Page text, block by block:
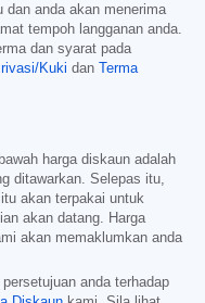
dan anda akan menerima
tempoh langganan anda.
dan syarat pada
Kuki dan Terma
harga diskaun adalah
ditawarkan. Selepas itu,
akan terpakai untuk
akan datang. Harga
akan memaklumkan anda
anda terhadap